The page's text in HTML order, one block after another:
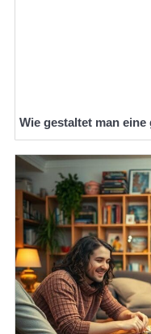
Wie gestaltet man